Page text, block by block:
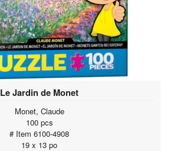
Le Jardin de Monet
Monet, Claude
100 pcs
# Item 6100-4908
19 x 13 po